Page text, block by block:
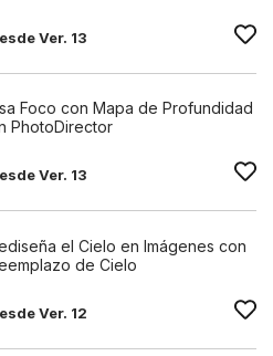
Ver. 13
Foco con Mapa de Profundidad
PhotoDirector
Ver. 13
el Cielo en Imágenes con
de Cielo
Ver. 12